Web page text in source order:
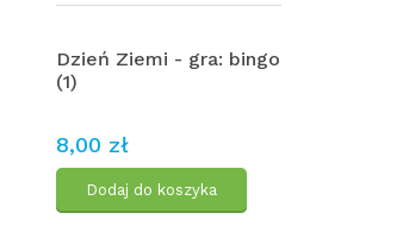
Dzień Ziemi - gra: bingo
(1)
8,00 zł
Dodaj do koszyka